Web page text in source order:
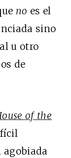
no es el
sino
u otro
de
of the
agobiada